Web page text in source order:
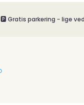
🅿️ Gratis parkering - lige